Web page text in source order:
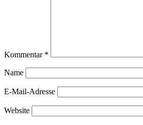
Kommentar *
Name
E-Mail-Adresse
Website